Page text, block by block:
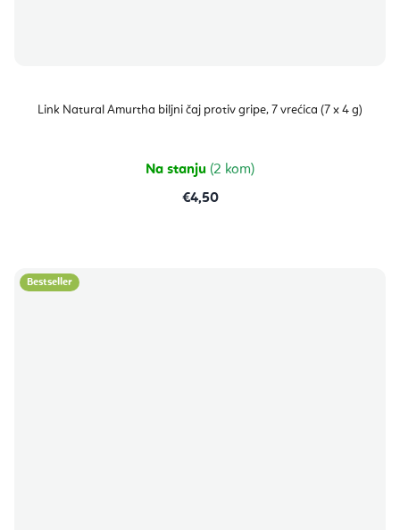
Link Natural Amurtha biljni čaj protiv gripe, 7 vrećica (7 x 4 g)
Na stanju (2 kom)
€4,50
Bestseller